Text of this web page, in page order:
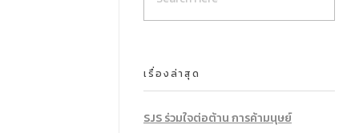
เรื่องล่าสุด
SJS ร่วมใจต่อต้าน การค้ามนุษย์